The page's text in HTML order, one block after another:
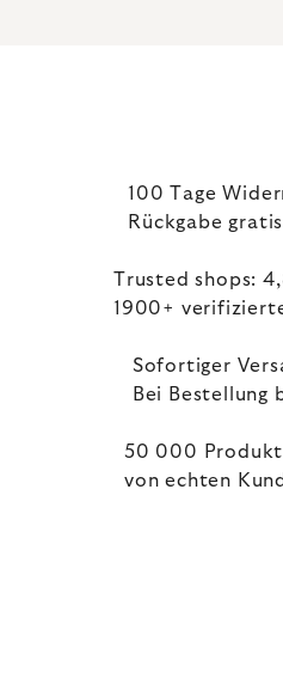
100 Tage
Rückgabe
Trusted shops:
1900+
Sofortiger
Bei Bestellung
50 000
von echten